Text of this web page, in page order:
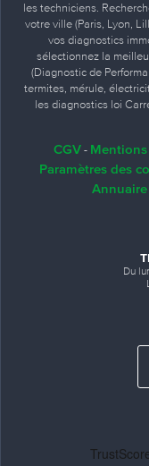
les techniciens.
votre ville (Paris, Lyon,
vos diagnostics
sélectionnez la
(Diagnostic de
termites, mérule,
les diagnostics loi
CGV -
Paramètres des
Du